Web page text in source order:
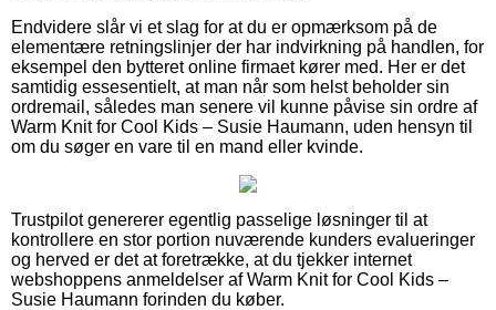
Endvidere slår vi et slag for at du er opmærksom på de
elementære retningslinjer der har indvirkning på handlen, for
eksempel den bytteret online firmaet kører med. Her er det
samtidig essesentielt, at man når som helst beholder sin
ordremail, således man senere vil kunne påvise sin ordre af
Warm Knit for Cool Kids – Susie Haumann, uden hensyn til
om du søger en vare til en mand eller kvinde.
Trustpilot genererer egentlig passelige løsninger til at
kontrollere en stor portion nuværende kunders evalueringer
og herved er det at foretrække, at du tjekker internet
webshoppens anmeldelser af Warm Knit for Cool Kids –
Susie Haumann forinden du køber.